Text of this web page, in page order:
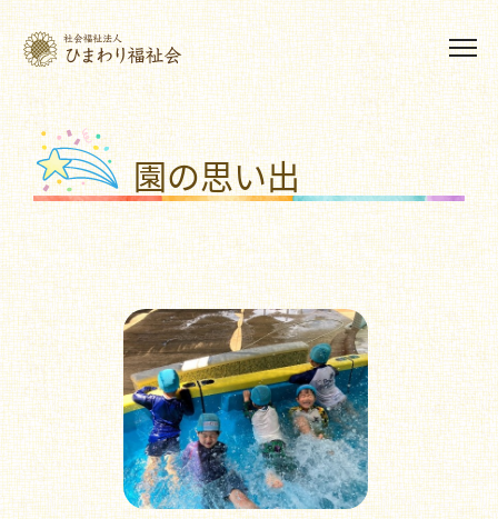
園の思い出